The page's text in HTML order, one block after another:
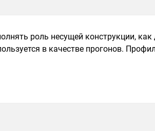
роль несущей конструкции, как
в качестве прогонов.